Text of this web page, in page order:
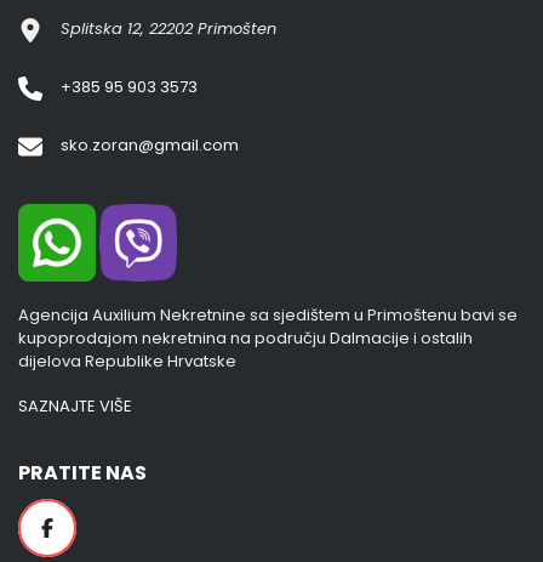
Splitska 12, 22202 Primošten
+385 95 903 3573
sko.zoran@gmail.com
Agencija Auxilium Nekretnine sa sjedištem u Primoštenu bavi se
kupoprodajom nekretnina na području Dalmacije i ostalih
dijelova Republike Hrvatske
SAZNAJTE VIŠE
PRATITE NAS